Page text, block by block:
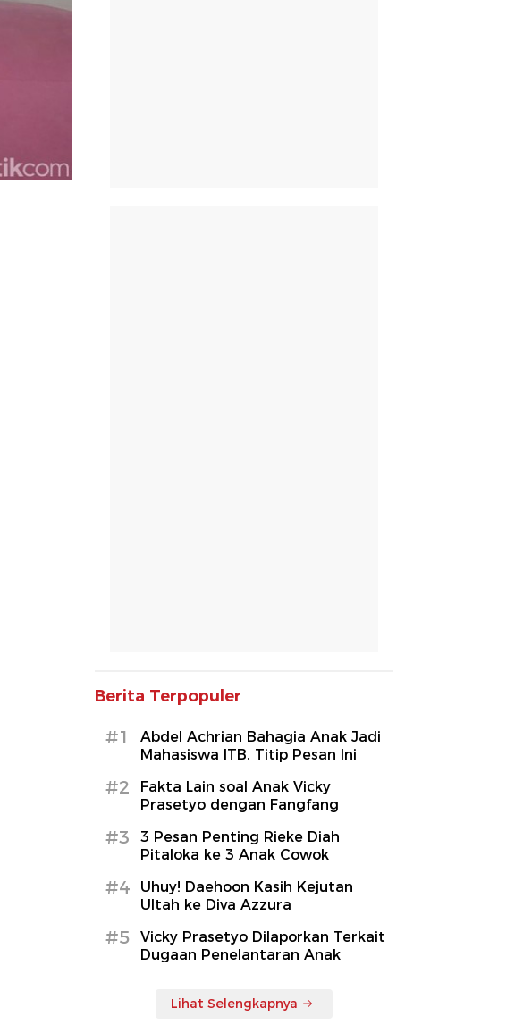
Berita Terpopuler
#1
Abdel Achrian Bahagia Anak Jadi
Mahasiswa ITB, Titip Pesan Ini
#2
Fakta Lain soal Anak Vicky
Prasetyo dengan Fangfang
#3
3 Pesan Penting Rieke Diah
Pitaloka ke 3 Anak Cowok
#4
Uhuy! Daehoon Kasih Kejutan
Ultah ke Diva Azzura
#5
Vicky Prasetyo Dilaporkan Terkait
Dugaan Penelantaran Anak
Lihat Selengkapnya